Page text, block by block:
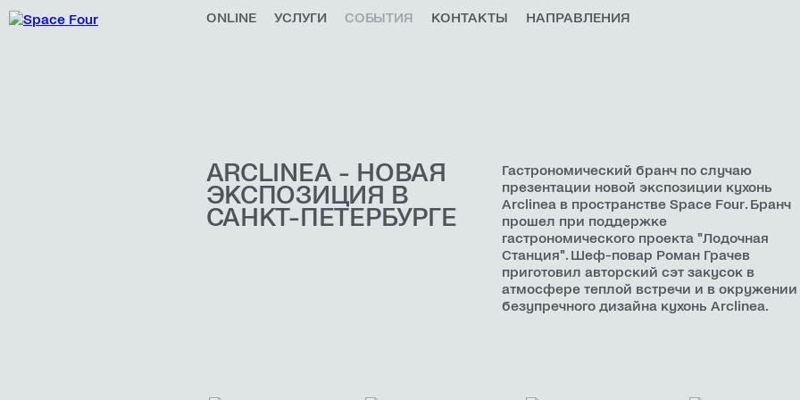
ONLINE УСЛУГИ СОБЫТИЯ КОНТАКТЫ НАПРАВЛЕНИЯ
ARCLINEA - НОВАЯ
ЭКСПОЗИЦИЯ В
САНКТ-ПЕТЕРБУРГЕ
Гастрономический бранч по случаю
презентации новой экспозиции кухонь
Arclinea в пространстве Space Four. Бранч
прошел при поддержке
гастрономического проекта "Лодочная
Станция". Шеф-повар Роман Грачев
приготовил авторский сэт закусок в
атмосфере теплой встречи и в окружении
безупречного дизайна кухонь Arclinea.